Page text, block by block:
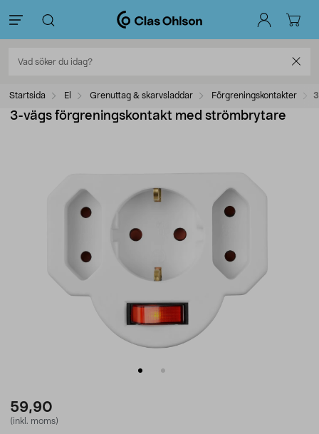
Startsida El Grenuttag & skarvsladdar Förgreningskontakter
3-vägs förgreningskontakt med strömbrytare
59,90
(inkl. moms)